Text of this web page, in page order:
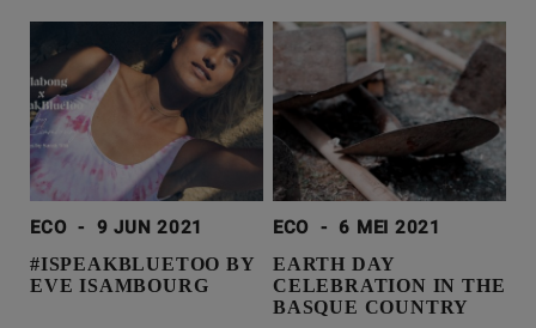
ECO - 9 JUN 2021
#ISPEAKBLUETOO BY
EVE ISAMBOURG
ECO - 6 MEI 2021
EARTH DAY
CELEBRATION IN THE
BASQUE COUNTRY